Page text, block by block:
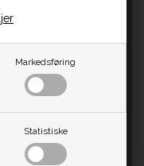
Markedsføring
Statistiske